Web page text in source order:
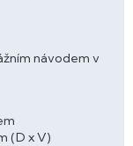
návodem v
(D x V)